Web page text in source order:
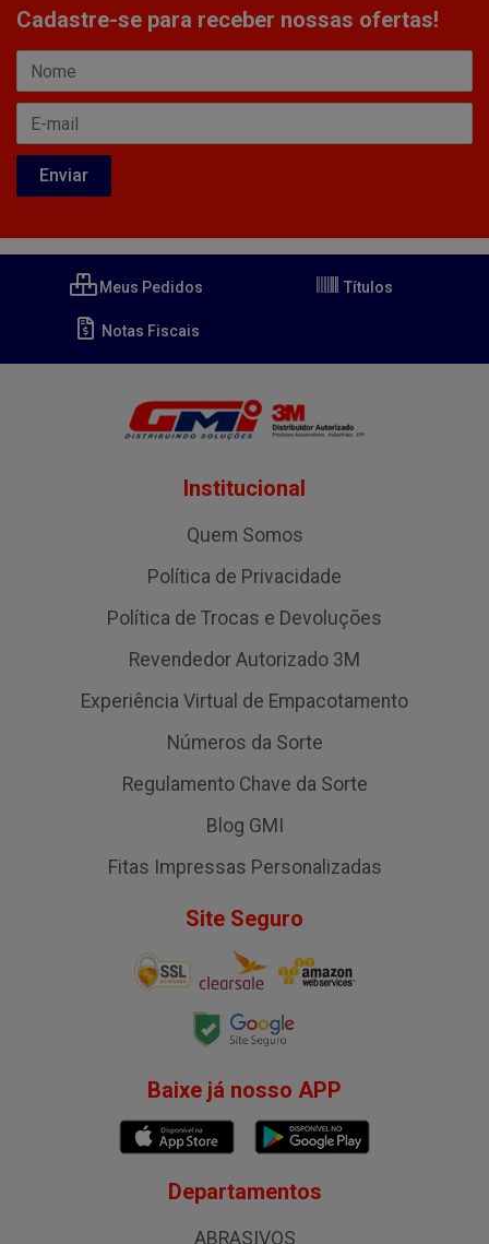
Cadastre-se para receber nossas ofertas!
Meus Pedidos Títulos
Notas Fiscais
Institucional
Quem Somos
Política de Privacidade
Política de Trocas e Devoluções
Revendedor Autorizado 3M
Experiência Virtual de Empacotamento
Números da Sorte
Regulamento Chave da Sorte
Blog GMI
Fitas Impressas Personalizadas
Site Seguro
Baixe já nosso APP
Departamentos
ABRASIVOS